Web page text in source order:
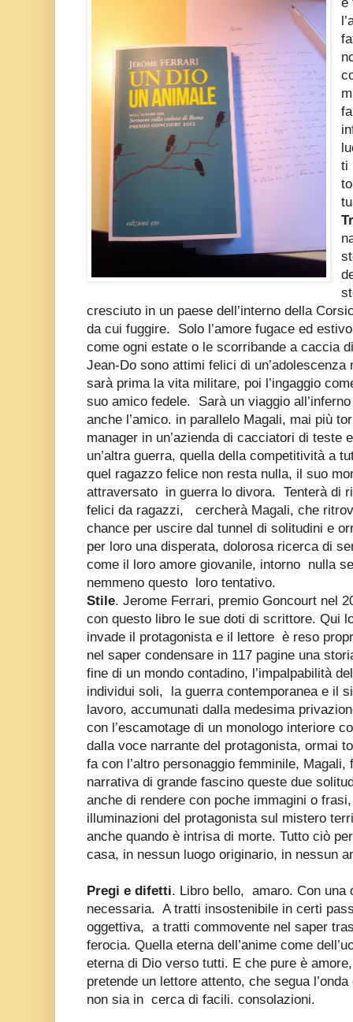
ti
cresciuto in un paese dell’interno della
da cui fuggire. Solo l’amore fugace ed
come ogni estate o le scorribande a caccia
Jean-Do sono attimi felici di un’adolescenza
sarà prima la vita militare, poi l’ingaggio
suo amico fedele. Sarà un viaggio
anche l’amico. in parallelo Magali, mai più
manager in un’azienda di cacciatori di teste
un’altra guerra, quella della competitività a
quel ragazzo felice non resta nulla, il suo
attraversato in guerra lo divora. Tenterà di
felici da ragazzi, cercherà Magali, che
chance per uscire dal tunnel di solitudini e
per loro una disperata, dolorosa ricerca di
come il loro amore giovanile, intorno nulla
nemmeno questo loro tentativo.
Stile. Jerome Ferrari, premio Goncourt nel
con questo libro le sue doti di scrittore. Qui
invade il protagonista e il lettore è reso
nel saper condensare in 117 pagine una
fine di un mondo contadino, l’impalpabilità
individui soli, la guerra contemporanea e il
lavoro, accumunati dalla medesima
con l’escamotage di un monologo interiore
dalla voce narrante del protagonista, ormai
fa con l’altro personaggio femminile, Magali,
narrativa di grande fascino queste due
anche di rendere con poche immagini o
illuminazioni del protagonista sul mistero
anche quando è intrisa di morte. Tutto ciò
casa, in nessun luogo originario, in nessun
Pregi e difetti. Libro bello, amaro. Con una
necessaria. A tratti insostenibile in certi
oggettiva, a tratti commovente nel saper
ferocia. Quella eterna dell’anime come
eterna di Dio verso tutti. E che pure è
pretende un lettore attento, che segua
non sia in cerca di facili. consolazioni.